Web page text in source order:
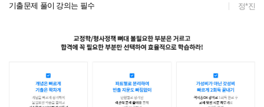
기출문제 풀이 강의는 필수
정*진